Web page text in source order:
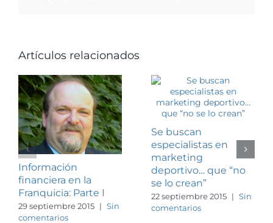
Artículos relacionados
Información
financiera en la
Franquicia: Parte I
29 septiembre 2015 | Sin
comentarios
Se buscan
especialistas en
marketing
deportivo… que “no
se lo crean”
22 septiembre 2015 | Sin
comentarios